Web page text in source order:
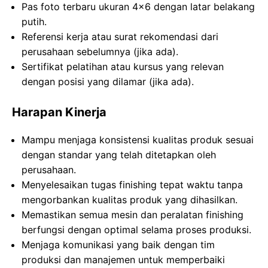
Pas foto terbaru ukuran 4×6 dengan latar belakang
putih.
Referensi kerja atau surat rekomendasi dari
perusahaan sebelumnya (jika ada).
Sertifikat pelatihan atau kursus yang relevan
dengan posisi yang dilamar (jika ada).
Harapan Kinerja
Mampu menjaga konsistensi kualitas produk sesuai
dengan standar yang telah ditetapkan oleh
perusahaan.
Menyelesaikan tugas finishing tepat waktu tanpa
mengorbankan kualitas produk yang dihasilkan.
Memastikan semua mesin dan peralatan finishing
berfungsi dengan optimal selama proses produksi.
Menjaga komunikasi yang baik dengan tim
produksi dan manajemen untuk memperbaiki